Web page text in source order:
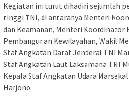
Kegiatan ini turut dihadiri sejumlah
tinggi TNI, di antaranya Menteri
dan Keamanan, Menteri Koordinator
Pembangunan Kewilayahan, Wakil
Staf Angkatan Darat Jenderal TNI
Staf Angkatan Laut Laksamana TNI
Kepala Staf Angkatan Udara
Harjono.